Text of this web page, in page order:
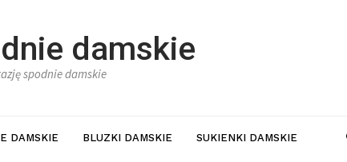
damskie
spodnie damskie
DAMSKIE BLUZKI DAMSKIE SUKIENKI DAMSKIE